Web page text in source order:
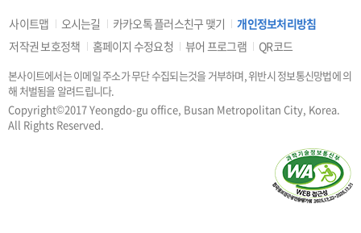
복지·보조금 부정 신고센터
지방소득세(특별징수분)신고·납부
행복출산 원스톱서비스
도로명주소안내
e-청소년
부산광역시청소년종합지원센터
승용차요일제
부산인재평생교육진흥원
사이트맵 오시는길 카카오톡 플러스친구 맺기
개인정보처리방침
저작권 보호정책
홈페이지 수정요청 뷰어 프로그램 QR코드
본사이트에서는 이메일 주소가 무단 수집되는것을 거부하며, 위반시 정보통신망법에 의
해 처벌됨을 알려드립니다.
Copyright©2017 Yeongdo-gu office, Busan Metropolitan City, Korea.
All Rights Reserved.